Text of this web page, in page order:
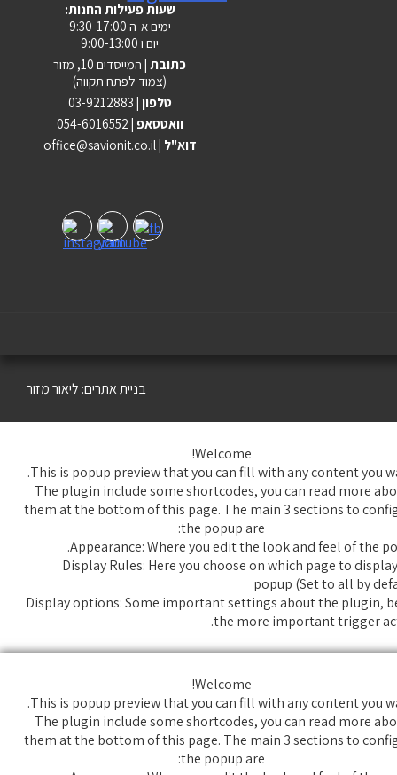
:שעות פעילות החנות
ימים א-ה 9:30-17:00
יום ו 9:00-13:00
כתובת | המייסדים 10, מזור
(צמוד לפתח תקווה)
טלפון | 03-9212883
וואטסאפ | 054-6016552
office@savionit.co.il | דוא"ל
בניית אתרים: ליאור מזור
Welcome!
This is popup preview that you can fill with any content you
The plugin include some shortcodes, you can read more
them at the bottom of this page. The main 3 sections to
the popup are:
Appearance: Where you edit the look and feel of the
Display Rules: Here you choose on which page to
popup (Set to all by
Display options: Some important settings about the plugin,
the more important trigger
Welcome!
This is popup preview that you can fill with any content you
The plugin include some shortcodes, you can read more
them at the bottom of this page. The main 3 sections to
the popup are: